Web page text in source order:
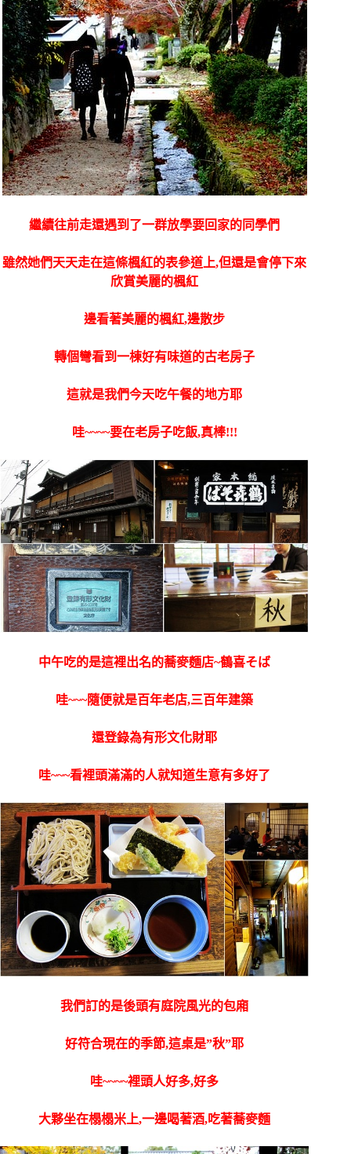
繼續往前走還遇到了一群放學要回家的同學們
雖然她們天天走在這條楓紅的表參道上,但還是會停下來
欣賞美麗的楓紅
邊看著美麗的楓紅,邊散步
轉個彎看到一棟好有味道的古老房子
這就是我們今天吃午餐的地方耶
哇~~~~要在老房子吃飯,真棒!!!
中午吃的是這裡出名的蕎麥麵店~鶴喜そば
哇~~~隨便就是百年老店,三百年建築
還登錄為有形文化財耶
哇~~~看裡頭滿滿的人就知道生意有多好了
我們訂的是後頭有庭院風光的包廂
好符合現在的季節,這桌是”秋”耶
哇~~~~裡頭人好多,好多
大夥坐在榻榻米上,一邊喝著酒,吃著蕎麥麵